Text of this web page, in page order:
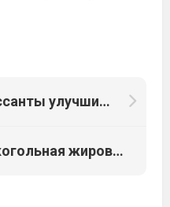
Могут ли антидепрессанты улучшить прогноз пациентов с гепатоцеллюлярной карциномой?
Как связаны неалкогольная жировая болезнь печени и риск онкологических заболеваний?